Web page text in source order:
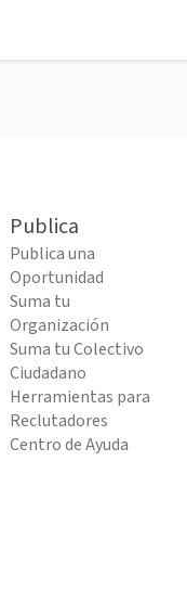
Publica
Publica una
Oportunidad
Suma tu
Organización
Suma tu Colectivo
Ciudadano
Herramientas para
Reclutadores
Centro de Ayuda